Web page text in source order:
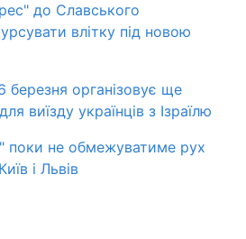
до Славського
влітку під новою
березня організовує ще
виїзду українців з Ізраїлю
поки не обмежуватиме рух
і Львів